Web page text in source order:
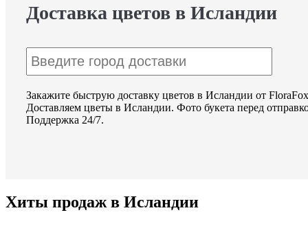
Доставка цветов в Исландии
Закажите быструю доставку цветов в Исландии от
Доставляем цветы в Исландии. Фото букета перед
Поддержка 24/7.
Хиты продаж в Исландии